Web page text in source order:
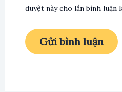
duyệt này cho lần bình luận